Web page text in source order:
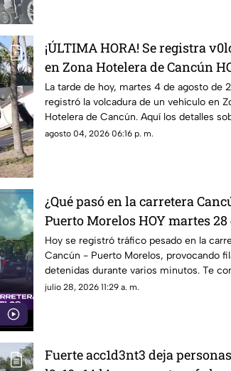
¡ÚLTIMA HORA! Se registra
en Zona Hotelera de Cancún
agosto de 2026; esto se sabe del
4cc1d3nt3 en Blvd. Kukulcán
La tarde de hoy, martes 4 de agosto de
registró la volcadura de un vehículo en
Hotelera de Cancún. Aquí los detalles
accidente.
agosto 04, 2026 06:16 p. m.
¿Qué pasó en la carretera
Puerto Morelos HOY martes
Esto se sabe del tráfico
Hoy se registró tráfico pesado en la
Cancún - Puerto Morelos, provocando
detenidas durante varios minutos. Te
que originó la detención al flujo vehicular.
julio 28, 2026 11:29 a. m.
Fuerte acc1d3nt3 deja personas